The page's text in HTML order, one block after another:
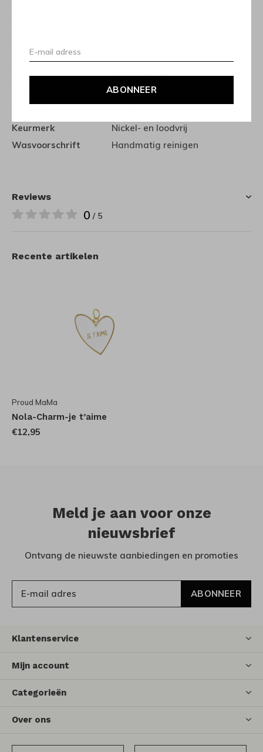
ABONNEER
Specificaties
Kleur
Wit en goud
Roestvrij staal
Keurmerk
Nickel- en loodvrij
Wasvoorschrift
Handmatig reinigen
Reviews
0 / 5
Recente artikelen
Proud MaMa
Nola-Charm-je t’aime
€12,95
Meld je aan voor onze
nieuwsbrief
Ontvang de nieuwste aanbiedingen en promoties
ABONNEER
Klantenservice
Mijn account
Categorieën
Over ons